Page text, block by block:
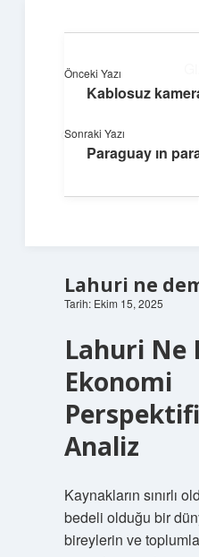
Günlük yaşamdan pratik
Lahuri ne
Tarih: Ekim 15, 2025
Lahuri Ne
Ekonomi
Analiz
Kaynakların sınırlı
bedeli olduğu bir
bireylerin ve
Önceki Yazı
Kablosuz
Sonraki Yazı
Paraguay ın